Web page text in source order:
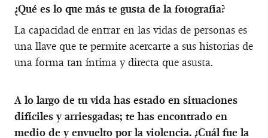
¿Qué es lo que más te gusta de la fotografía?
La capacidad de entrar en las vidas de personas es
una llave que te permite acercarte a sus historias de
una forma tan íntima y directa que asusta.
A lo largo de tu vida has estado en situaciones
difíciles y arriesgadas; te has encontrado en
medio de y envuelto por la violencia. ¿Cuál fue la